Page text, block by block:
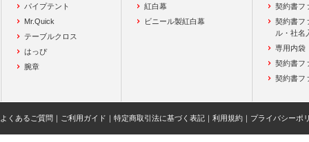
パイプテント
Mr.Quick
テーブルクロス
はっぴ
腕章
紅白幕
ビニール製紅白幕
契約書フ
契約書フ
ル・社名
専用内袋
契約書フ
契約書フ
よくあるご質問 ご利用ガイド 特定商取引法に基づく表記 利用規約 プライバシーポ